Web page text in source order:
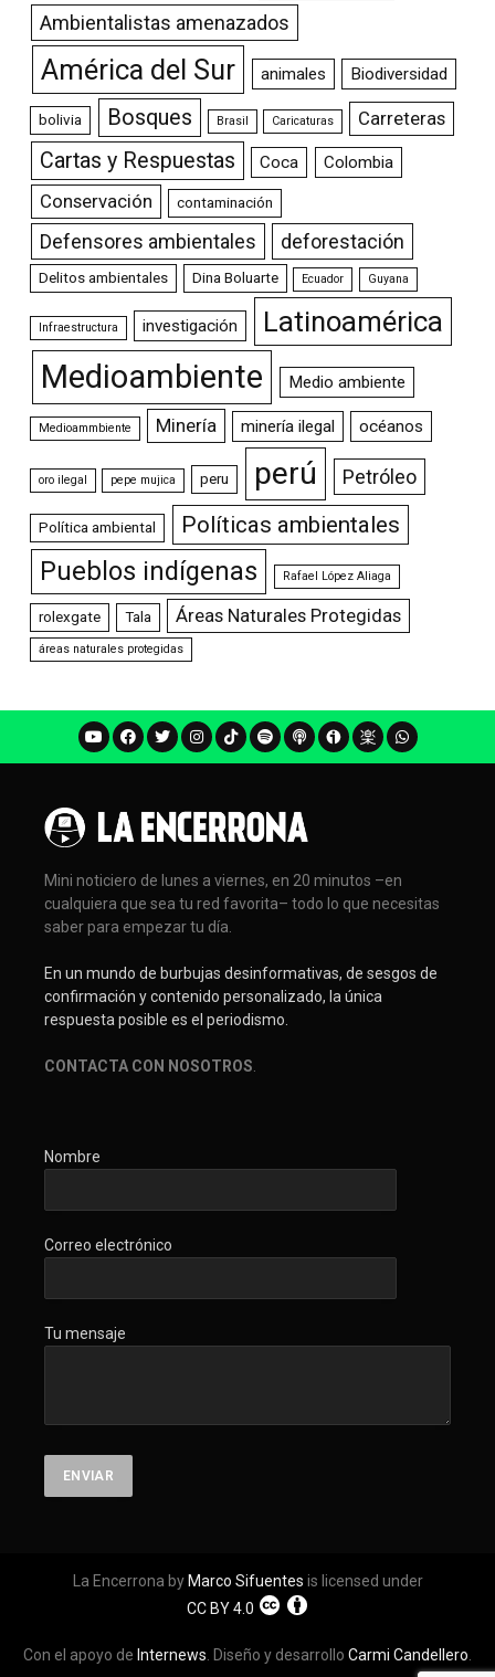
Ambientalistas amenazados
América del Sur animales Biodiversidad
bolivia Bosques Brasil Caricaturas Carreteras
Cartas y Respuestas Coca Colombia
Conservación contaminación
Defensores ambientales deforestación
Delitos ambientales Dina Boluarte Ecuador Guyana
Infraestructura investigación Latinoamérica
Medioambiente Medio ambiente
Medioammbiente Minería minería ilegal océanos
oro ilegal pepe mujica peru perú Petróleo
Política ambiental Políticas ambientales
Pueblos indígenas Rafael López Aliaga
rolexgate Tala Áreas Naturales Protegidas
áreas naturales protegidas
Mini noticiero de lunes a viernes, en 20 minutos –en
cualquiera que sea tu red favorita– todo lo que necesitas
saber para empezar tu día.
En un mundo de burbujas desinformativas, de sesgos de
confirmación y contenido personalizado, la única
respuesta posible es el periodismo.
CONTACTA CON NOSOTROS
Nombre
Correo electrónico
Tu mensaje
La Encerrona by Marco Sifuentes is licensed under
CC BY 4.0
Con el apoyo de Internews . Diseño y desarrollo Carmi Candellero